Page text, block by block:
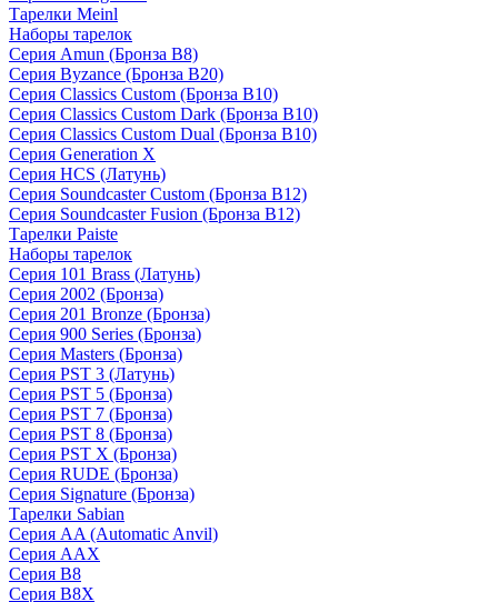
Тарелки Meinl
Наборы тарелок
Серия Amun (Бронза B8)
Серия Byzance (Бронза B20)
Серия Classics Custom (Бронза B10)
Серия Classics Custom Dark (Бронза B10)
Серия Classics Custom Dual (Бронза B10)
Серия Generation X
Серия HCS (Латунь)
Серия Soundcaster Custom (Бронза B12)
Серия Soundcaster Fusion (Бронза B12)
Тарелки Paiste
Наборы тарелок
Серия 101 Brass (Латунь)
Серия 2002 (Бронза)
Серия 201 Bronze (Бронза)
Серия 900 Series (Бронза)
Серия Masters (Бронза)
Серия PST 3 (Латунь)
Серия PST 5 (Бронза)
Серия PST 7 (Бронза)
Серия PST 8 (Бронза)
Серия PST X (Бронза)
Серия RUDE (Бронза)
Серия Signature (Бронза)
Тарелки Sabian
Серия AA (Automatic Anvil)
Серия AAX
Серия B8
Серия B8X